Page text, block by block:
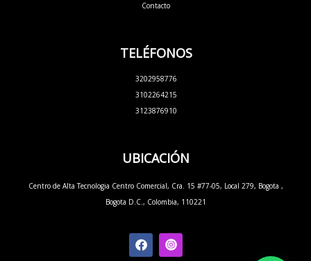
Contacto
TELÉFONOS
3202958776
3102264215
3123876910
UBICACIÓN
Centro de Alta Tecnologia Centro Comercial, Cra. 15 #77-05, Local 279, Bogota ,
Bogota D.C., Colombia, 110221
F
a